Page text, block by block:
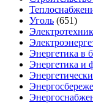
Уголь (651)
Энергетика в
Энергетика и